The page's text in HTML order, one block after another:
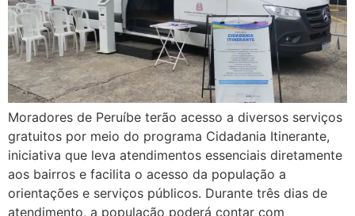
Moradores de Peruíbe terão acesso a diversos serviços
gratuitos por meio do programa Cidadania Itinerante,
iniciativa que leva atendimentos essenciais diretamente
aos bairros e facilita o acesso da população a
orientações e serviços públicos. Durante três dias de
atendimento, a população poderá contar com